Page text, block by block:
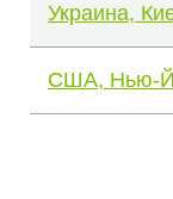
Украина,
США, Нью-